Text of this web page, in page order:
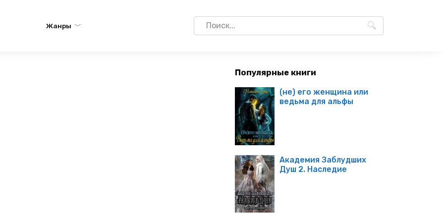
Жанры
Search
for:
Популярные книги
(не) его женщина или
ведьма для альфы
Академия Заблудших
Душ 2. Наследие